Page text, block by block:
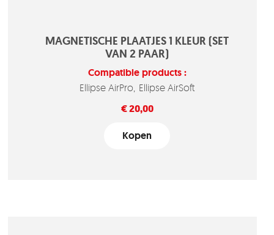
MAGNETISCHE PLAATJES 1 KLEUR (SET
VAN 2 PAAR)
Compatible products :
Ellipse AirPro Ellipse AirSoft
Prijs
€ 20,00
Kopen